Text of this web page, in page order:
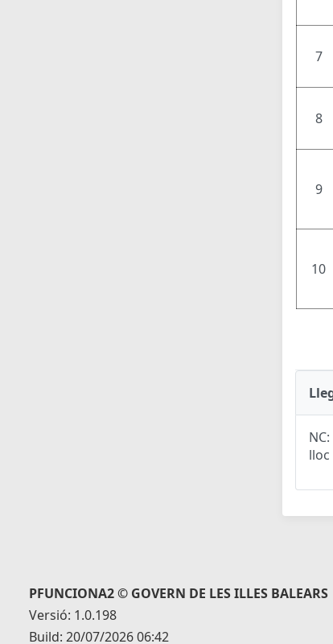
7
8
9
10
PFUNCIONA2 © GOVERN DE LES ILLES BALEARS
Versió: 1.0.198
Build: 20/07/2026 06:42